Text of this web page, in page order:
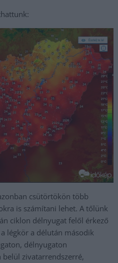
csütörtökön több
is számítani lehet. A tőlünk
ciklon délnyugat felől érkező
légkör a délután második
délnyugaton
zivatarrendszerré,